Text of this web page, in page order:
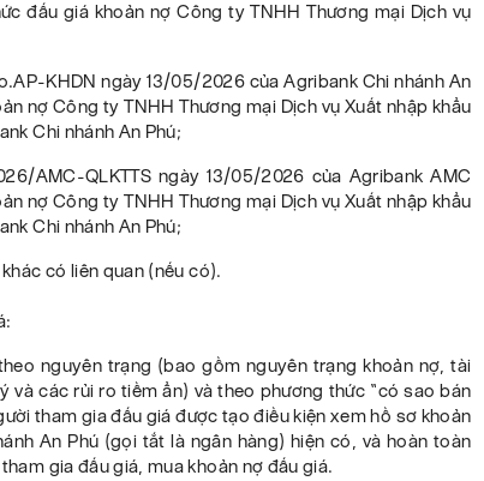
đấu giá khoản nợ Công ty TNHH Thương mại Dịch vụ
KHDN ngày 13/05/2026 của Agribank Chi nhánh An
nợ Công ty TNHH Thương mại Dịch vụ Xuất nhập khẩu
Chi nhánh An Phú;
AMC-QLKTTS ngày 13/05/2026 của Agribank AMC
nợ Công ty TNHH Thương mại Dịch vụ Xuất nhập khẩu
Chi nhánh An Phú;
có liên quan (nếu có).
nguyên trạng (bao gồm nguyên trạng khoản nợ, tài
và các rủi ro tiềm ẩn) và theo phương thức “có sao bán
tham gia đấu giá được tạo điều kiện xem hồ sơ khoản
An Phú (gọi tắt là ngân hàng) hiện có, và hoàn toàn
gia đấu giá, mua khoản nợ đấu giá.